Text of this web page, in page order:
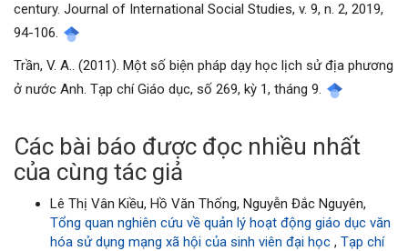
century. Journal of International Social Studies, v. 9, n. 2, 2019,
94-106.
Trần, V. A.. (2011). Một số biện pháp dạy học lịch sử địa phương
ở nước Anh. Tạp chí Giáo dục, số 269, kỳ 1, tháng 9.
Các bài báo được đọc nhiều nhất
của cùng tác giả
Lê Thị Vân Kiều, Hồ Văn Thống, Nguyễn Đắc Nguyên,
Tổng quan nghiên cứu về quản lý hoạt động giáo dục văn
hóa sử dụng mạng xã hội của sinh viên đại học , Tạp chí